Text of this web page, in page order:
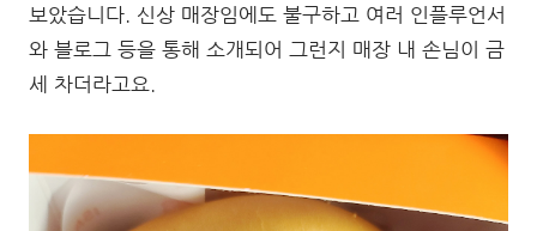
보았습니다. 신상 매장임에도 불구하고 여러 인플루언서
와 블로그 등을 통해 소개되어 그런지 매장 내 손님이 금
세 차더라고요.